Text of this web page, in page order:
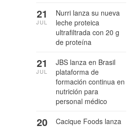
Nurri lanza su nueva
leche proteica
ultrafiltrada con 20 g
de proteína
21
JUL
JBS lanza en Brasil
plataforma de
formación continua en
nutrición para
personal médico
21
JUL
Cacique Foods lanza
20